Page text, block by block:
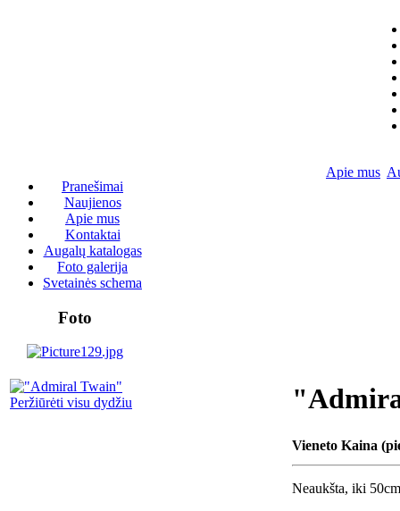
Pranešimai
Naujienos
Apie mus
Kontaktai
Augalų katalogas
Foto galerija
Svetainės schema
Foto
Apie mus
Peržiūrėti visu dydžiu
Vieneto Kaina
Neaukšta, iki